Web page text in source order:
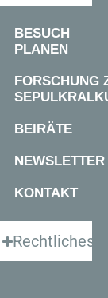
BESUCH
PLANEN
FORSCHUNG
BEIRÄTE
NEWSLETTER
KONTAKT
Rechtliches